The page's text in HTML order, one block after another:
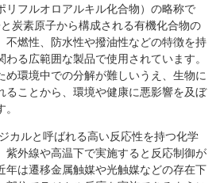
リフルオロアルキル化合物）の略称で
炭素原子から構成される有機化合物の
不燃性、防水性や撥油性などの特徴を持
る広範囲な製品で使用されています。
め環境中での分解が難しいうえ、生物に
ることから、環境や健康に悪影響を及ぼ
カルと呼ばれる高い反応性を持つ化学
紫外線や高温下で実施すると反応制御が
年は遷移金属触媒や光触媒などの存在下